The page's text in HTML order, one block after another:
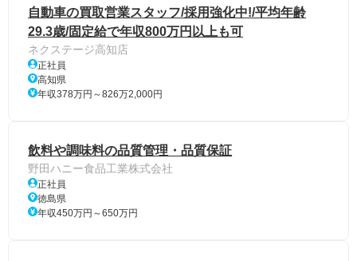
自動車の買取営業スタッフ/採用強化中!/平均年齢
29.3歳/固定給で年収800万円以上も可
ネクステージ高知店
正社員
高知県
年収378万円～826万2,000円
飲料や調味料の品質管理・品質保証
野田ハニー食品工業株式会社
正社員
徳島県
年収450万円～650万円